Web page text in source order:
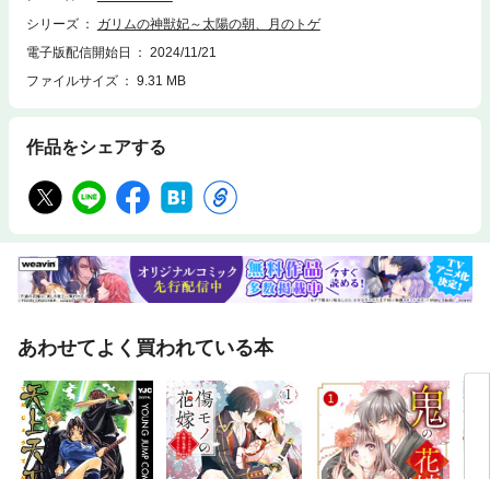
シリーズ
ガリムの神獣妃～太陽の朝、月のトゲ
電子版配信開始日
2024/11/21
ファイルサイズ
9.31 MB
作品をシェアする
あわせてよく買われている本